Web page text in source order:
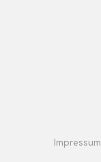
Impressum